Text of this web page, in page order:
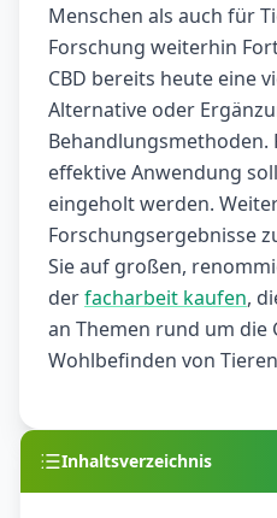
Menschen als auch für
Forschung weiterhin
CBD bereits heute eine
Alternative oder
Behandlungsmethoden.
effektive Anwendung
eingeholt werden.
Forschungsergebnisse
Sie auf großen,
derfacharbeit kaufen,
an Themen rund um die
Wohlbefinden von
Inhaltsverzeichnis